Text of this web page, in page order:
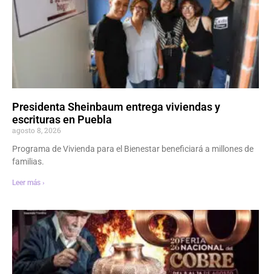
Presidenta Sheinbaum entrega viviendas y
escrituras en Puebla
agosto 8, 2026
Programa de Vivienda para el Bienestar beneficiará a millones de
familias.
Leer más ›